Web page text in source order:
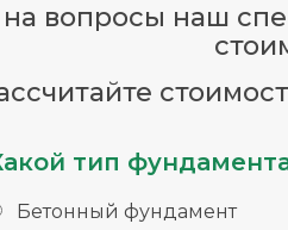
вопросы наш
тип
Бетонный фундамент